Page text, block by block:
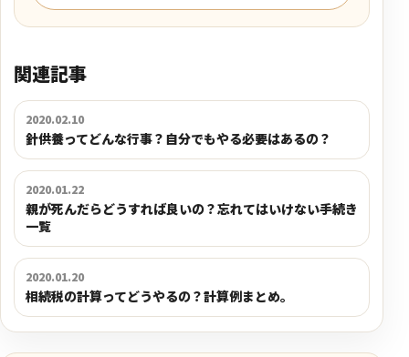
関連記事
2020.02.10
針供養ってどんな行事？自分でもやる必要はあるの？
2020.01.22
親が死んだらどうすれば良いの？忘れてはいけない手続き
一覧
2020.01.20
相続税の計算ってどうやるの？計算例まとめ。